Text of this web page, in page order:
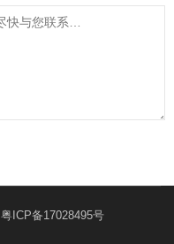
粤ICP备17028495号